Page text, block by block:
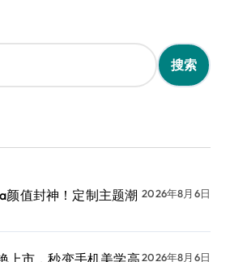
颜值封神！定制主题潮 2026年8月6日
上市，秒变手机美学高2026年8月6日